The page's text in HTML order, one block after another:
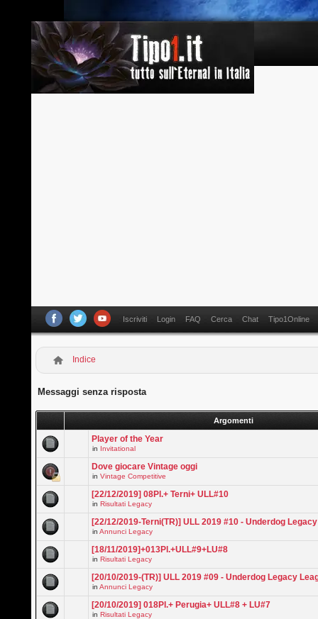
Iscriviti Login FAQ Cerca Chat Tipo1Online
Indice
Messaggi senza risposta
Argomenti
Player of the Year
in Invitational
Dove giocare Vintage oggi
inVintage Competitive
[22/12/2019] 08Pl.+ Terni+ ULL#10
inRisultati Legacy
[22/12/2019-Terni(TR)] ULL 2019 #10 - Underdog
inAnnunci Legacy
[18/11/2019]+013Pl.+ULL#9+LU#8
inRisultati Legacy
[20/10/2019-(TR)] ULL 2019 #09 - Underdog Legacy
inAnnunci Legacy
[20/10/2019] 018Pl.+ Perugia+ ULL#8 + LU#7
inRisultati Legacy